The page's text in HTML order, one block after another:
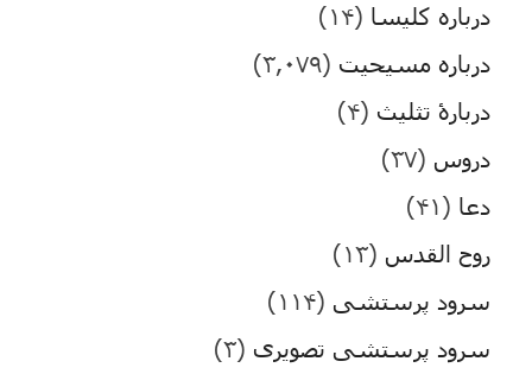
درباره کلیسا (۱۴)
درباره مسیحیت (۳,۰۷۹)
دربارۀ تثلیث (۴)
دروس (۳۷)
دعا (۴۱)
روح القدس (۱۳)
سرود پرستشی (۱۱۴)
سرود پرستشی تصویری (۳)